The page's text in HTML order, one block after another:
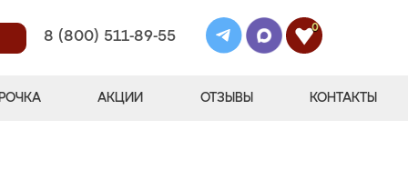
8 (800) 511-89-55
0
АКЦИИ ОТЗЫВЫ КОНТАКТЫ